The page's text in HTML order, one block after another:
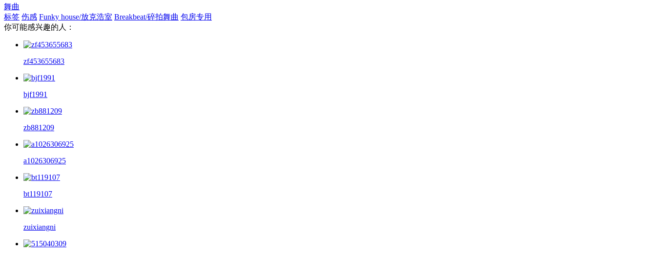
舞曲
标签 伤感 Funky house/放克浩室 Breakbeat/碎拍舞曲 包房专用
你可能感兴趣的人：
zf453655683
bjf1991
zb881209
a1026306925
bt119107
zuixiangni